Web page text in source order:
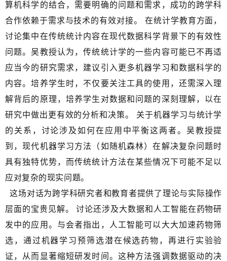
算机科学的结合，需要明确的问题和需求，成功的跨学科
合作依赖于需求与技术的有效对接。 在统计学教育方面，
讨论集中在传统统计内容在现代数据科学背景下的有效性
问题。吴教授认为，传统统计学的一些内容可能已不再适
应当今的研究需求，建议引入更多机器学习和数据科学的
内容。培养学生时，不仅要关注工具的使用，还需深入理
解背后的原理，培养学生对数据和问题的深刻理解，以在
研究中做出更有效的分析和决策。 关于机器学习与统计学
的关系，讨论涉及如何在应用中平衡这两者。吴教授提
到，现代机器学习方法（如随机森林）在解决复杂问题时
具有独特优势，而传统统计方法在某些情况下可能不足以
应对复杂的现实问题。
这场对话为跨学科研究者和教育者提供了理论与实际操作
层面的宝贵见解。 讨论还涉及大数据和人工智能在药物研
发中的应用。与会者指出，人工智能可以大大加速药物筛
选，通过机器学习预筛选潜在候选药物，再进行实验验
证，从而显著缩短研发时间。这种方法强调数据驱动的决